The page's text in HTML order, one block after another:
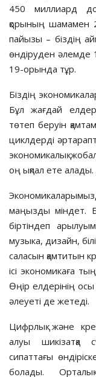
450 миллиард
қорының шамамен
пайызы – біз­дің
өнді­ру­ден әлемде
19-орында тұр.
Біздің
Бұл жағ­­дай
төтеп бе­руін
цикл­дерді
эко­­но­микалық
оң ықпал ете алады.
маңызды міндет.
біртіндеп
музыка, дизайн,
саласын қамтитын
ісі экономикаға
Өңір елдерінің
әлеуеті де жетеді.
Цифрлық және
алуы ши­кізатқа
сипаттағы
бола­ды.